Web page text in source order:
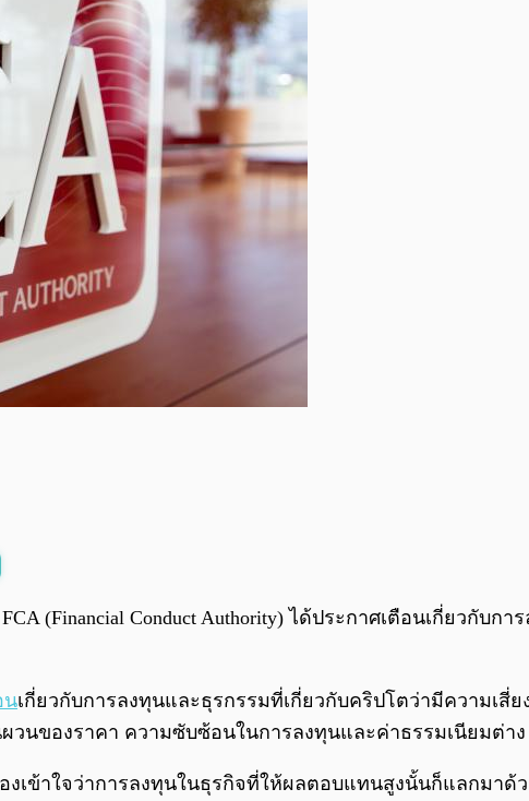
(Financial Conduct Authority) ได้ประกาศเตือนเกี่ยวกับ
นเกี่ยวกับการลงทุนและธุรกรรมที่เกี่ยวกับคริปโตว่ามีความเสี่
นของราคา ความซับซ้อนในการลงทุนและค่าธรรมเนียมต่าง
เข้าใจว่าการลงทุนในธุรกิจที่ให้ผลตอบแทนสูงนั้นก็แลกมาด้